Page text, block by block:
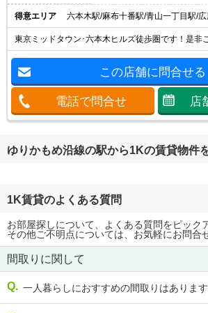
得意エリア 六本木駅/麻布十番駅/青山一丁目駅/
東京ミッドタウン･六本木ヒルズ徒歩圏です！是非
この店舗に問合せる
電話で問合せ 店
ゆりかもめ沿線の駅から1Kの賃貸物件
1K賃貸のよくある質問
お部屋探しについて、よくある質問をピック
その他ご不明点については、お気軽にお問合
間取りに関して
一人暮らしにおすすめの間取りはありま